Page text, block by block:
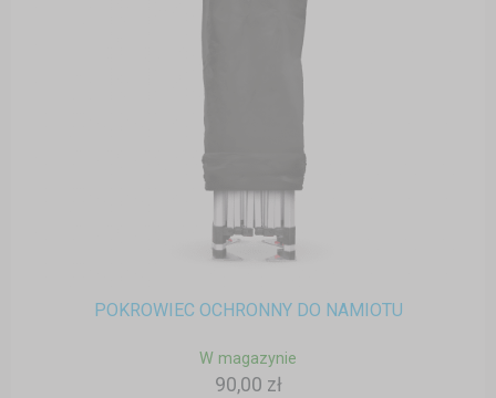
POKROWIEC OCHRONNY DO NAMIOTU
W magazynie
90,00 zł